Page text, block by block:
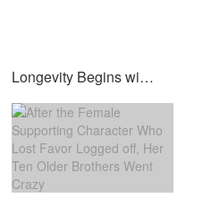
Longevity Begins with Marrying a Wife